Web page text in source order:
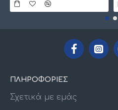
ΠΛΗΡΟΦΟΡΙΕΣ
Σχετικά με εμάς